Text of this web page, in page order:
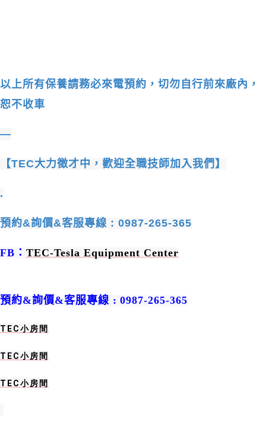
以上所有保養請務必來電預約，切勿自行前來廠內，
恕不收車
—
【TEC大力徵才中，歡迎全職技師加入我們】
.
預約&詢價&客服專線 : 0987-265-365
FB ： TEC-Tesla Equipment Center
預約&詢價&客服專線 : 0987-265-365
TEC 小房間
TEC 小房間
TEC 小房間